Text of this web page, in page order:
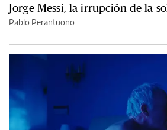
Jorge Messi, la irrupción de la
Pablo Perantuono